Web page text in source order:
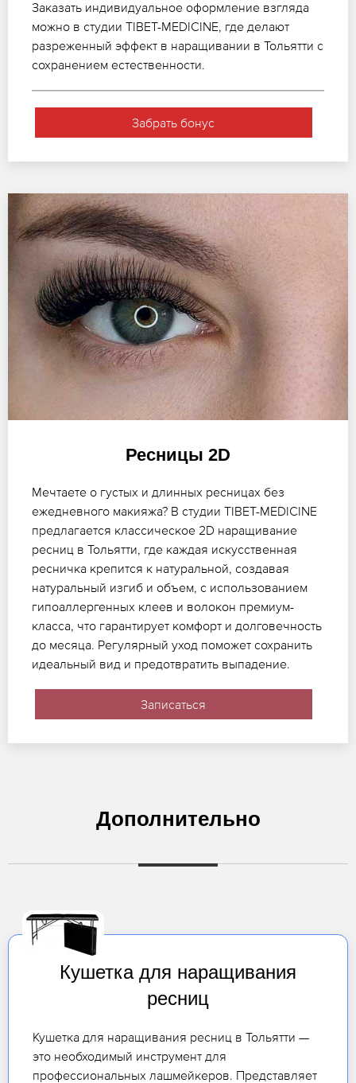
Заказать индивидуальное оформление взгляда
можно в студии TIBET-MEDICINE, где делают
разреженный эффект в наращивании в Тольятти с
сохранением естественности.
Забрать бонус
Ресницы 2D
Мечтаете о густых и длинных ресницах без
ежедневного макияжа? В студии TIBET-MEDICINE
предлагается классическое 2D наращивание
ресниц в Тольятти, где каждая искусственная
ресничка крепится к натуральной, создавая
натуральный изгиб и объем, с использованием
гипоаллергенных клеев и волокон премиум-
класса, что гарантирует комфорт и долговечность
до месяца. Регулярный уход поможет сохранить
идеальный вид и предотвратить выпадение.
Записаться
Дополнительно
Кушетка для наращивания
ресниц
Кушетка для наращивания ресниц в Тольятти —
это необходимый инструмент для
профессиональных лашмейкеров. Представляет